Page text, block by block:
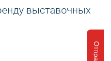
выставочных